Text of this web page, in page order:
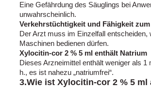
Eine Gefährdung des Säuglings bei
unwahrscheinlich.
Verkehrstüchtigkeit und Fähigkeit
Der Arzt muss im Einzelfall
Maschinen bedienen dürfen.
Xylocitin-cor 2 % 5 ml enthält Natrium
Dieses Arzneimittel enthält weniger als
h., es ist nahezu „natriumfrei“.
3.Wie ist Xylocitin-cor 2 % 5 ml